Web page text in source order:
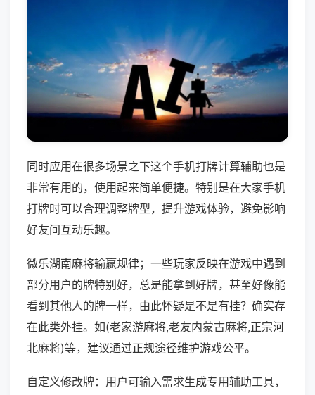
同时应用在很多场景之下这个手机打牌计算辅助也是
非常有用的，使用起来简单便捷。特别是在大家手机
打牌时可以合理调整牌型，提升游戏体验，避免影响
好友间互动乐趣。
微乐湖南麻将输赢规律；一些玩家反映在游戏中遇到
部分用户的牌特别好，总是能拿到好牌，甚至好像能
看到其他人的牌一样，由此怀疑是不是有挂？确实存
在此类外挂。如(老家游麻将,老友内蒙古麻将,正宗河
北麻将)等，建议通过正规途径维护游戏公平。
自定义修改牌：用户可输入需求生成专用辅助工具，